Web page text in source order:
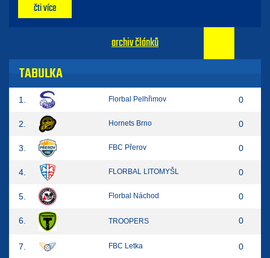
čti více
archiv článků
TABULKA
1. Florbal Pelhřimov 0
2. Hornets Brno 0
3. FBC Přerov 0
4. FLORBAL LITOMYŠL 0
5. Florbal Náchod 0
6. TROOPERS 0
7. FBC Letka 0